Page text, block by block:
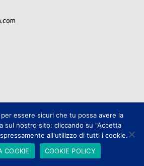
essere sicuri che tu possa avere la
sul nostro sito: cliccando su "Accetta
all'utilizzo di tutti i cookie.
COOKIE
COOKIE POLICY